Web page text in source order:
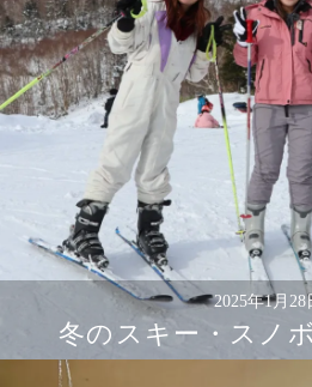
2025年1月28
冬のスキー・スノ